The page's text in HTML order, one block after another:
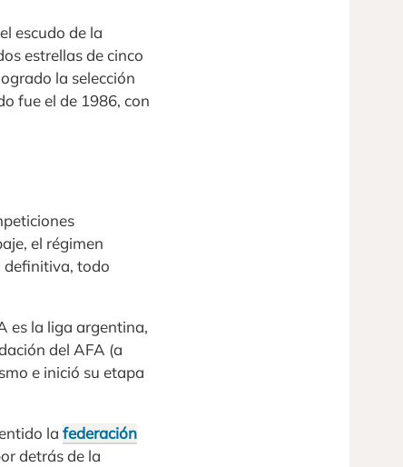
escudo de la
estrellas de cinco
la selección
fue el de 1986, con
el régimen
definitiva, todo
es la liga argentina,
del AFA (a
e inició su etapa
la federación
detrás de la